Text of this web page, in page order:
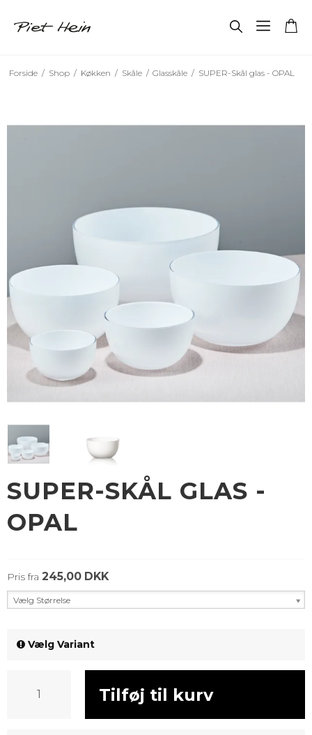
Forside / Shop / Køkken / Skåle / Glasskåle / SUPER-Skål glas - OPAL
SUPER-SKÅL GLAS -
OPAL
Pris fra 245,00 DKK
Vælg Størrelse
Vælg Variant
Tilføj til kurv